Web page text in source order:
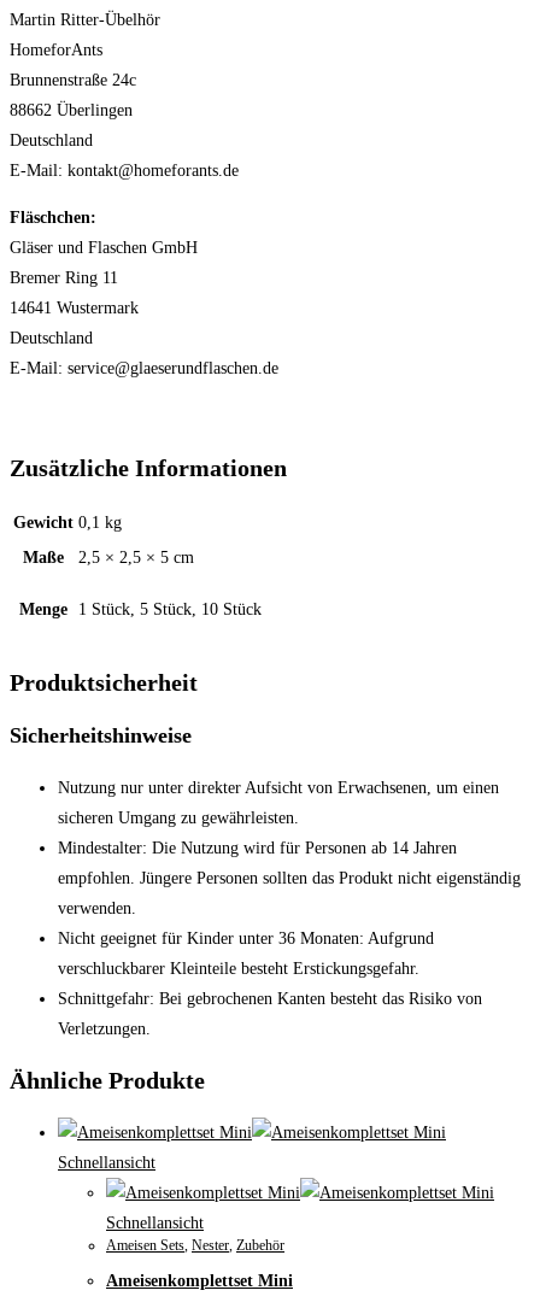
Martin Ritter-Übelhör
HomeforAnts
Brunnenstraße 24c
88662 Überlingen
Deutschland
E-Mail: kontakt@homeforants.de
Fläschchen:
Gläser und Flaschen GmbH
Bremer Ring 11
14641 Wustermark
Deutschland
E-Mail: service@glaeserundflaschen.de
Zusätzliche Informationen
Gewicht 0,1 kg
Maße
2,5 × 2,5 × 5 cm
Menge 1 Stück, 5 Stück, 10 Stück
Produktsicherheit
Sicherheitshinweise
Nutzung nur unter direkter Aufsicht von Erwachsenen, um einen
sicheren Umgang zu gewährleisten.
Mindestalter: Die Nutzung wird für Personen ab 14 Jahren
empfohlen. Jüngere Personen sollten das Produkt nicht eigenständig
verwenden.
Nicht geeignet für Kinder unter 36 Monaten: Aufgrund
verschluckbarer Kleinteile besteht Erstickungsgefahr.
Schnittgefahr: Bei gebrochenen Kanten besteht das Risiko von
Verletzungen.
Ähnliche Produkte
Schnellansicht
Schnellansicht
Ameisen Sets, Nester, Zubehör
Ameisenkomplettset Mini